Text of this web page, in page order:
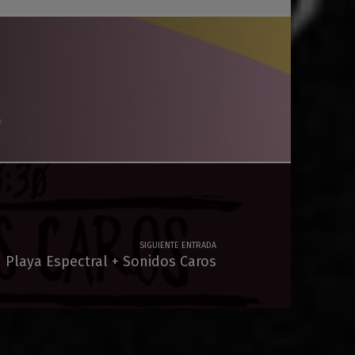
SIGUIENTE ENTRADA
Playa Espectral + Sonidos Caros